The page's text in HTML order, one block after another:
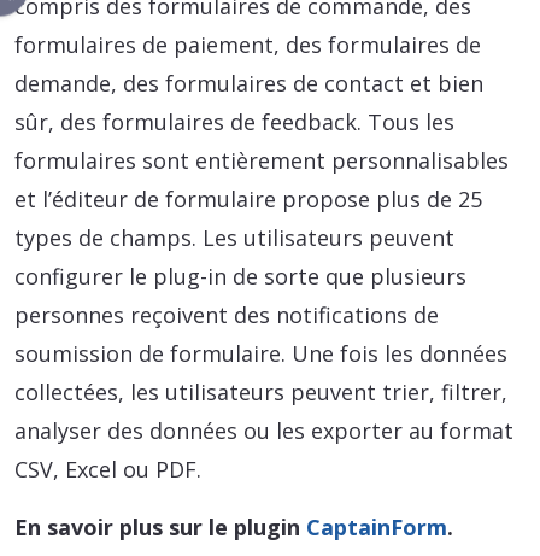
compris des formulaires de commande, des
formulaires de paiement, des formulaires de
demande, des formulaires de contact et bien
sûr, des formulaires de feedback. Tous les
formulaires sont entièrement personnalisables
et l’éditeur de formulaire propose plus de 25
types de champs. Les utilisateurs peuvent
configurer le plug-in de sorte que plusieurs
personnes reçoivent des notifications de
soumission de formulaire. Une fois les données
collectées, les utilisateurs peuvent trier, filtrer,
analyser des données ou les exporter au format
CSV, Excel ou PDF.
En savoir plus sur le plugin CaptainForm.